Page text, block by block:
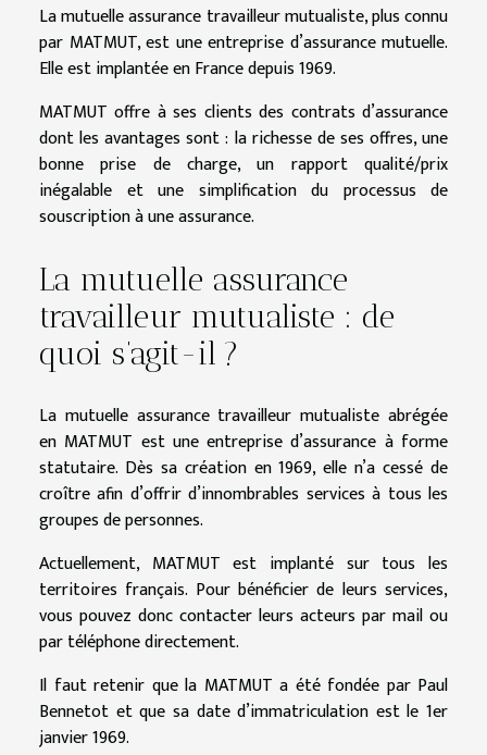
La mutuelle assurance travailleur mutualiste, plus connu
par MATMUT, est une entreprise d’assurance mutuelle.
Elle est implantée en France depuis 1969.
MATMUT offre à ses clients des contrats d’assurance
dont les avantages sont : la richesse de ses offres, une
bonne prise de charge, un rapport qualité/prix
inégalable et une simplification du processus de
souscription à une assurance.
La mutuelle assurance
travailleur mutualiste : de
quoi s’agit-il ?
La mutuelle assurance travailleur mutualiste abrégée
en MATMUT est une entreprise d’assurance à forme
statutaire. Dès sa création en 1969, elle n’a cessé de
croître afin d’offrir d’innombrables services à tous les
groupes de personnes.
Actuellement, MATMUT est implanté sur tous les
territoires français. Pour bénéficier de leurs services,
vous pouvez donc contacter leurs acteurs par mail ou
par téléphone directement.
Il faut retenir que la MATMUT a été fondée par Paul
Bennetot et que sa date d’immatriculation est le 1er
janvier 1969.